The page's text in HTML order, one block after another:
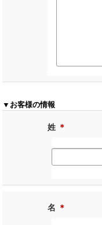
▼お客様の情報
姓 ＊
名 ＊